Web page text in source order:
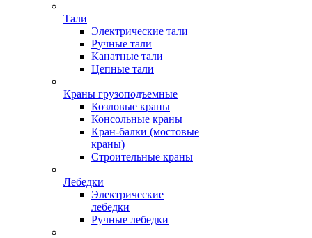
Тали
Электрические тали
Ручные тали
Канатные тали
Цепные тали
Краны грузоподъемные
Козловые краны
Консольные краны
Кран-балки (мостовые
краны)
Строительные краны
Лебедки
Электрические
лебедки
Ручные лебедки